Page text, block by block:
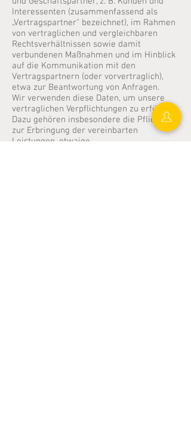
Interessenten (zusammenfassend als
„Vertragspartner" bezeichnet), im Rahmen
von vertraglichen und vergleichbaren
Rechtsverhältnissen sowie damit
verbundenen Maßnahmen und im Hinblick
auf die Kommunikation mit den
Vertragspartnern (oder vorvertraglich),
etwa zur Beantwortung von Anfragen.
Wir verwenden diese Daten, um unsere
vertraglichen Verpflichtungen zu erfüllen.
Dazu gehören insbesondere die Pflichten
zur Erbringung der vereinbarten
Leistungen, etwaige